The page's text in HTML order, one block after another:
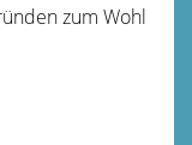
zum Wohl